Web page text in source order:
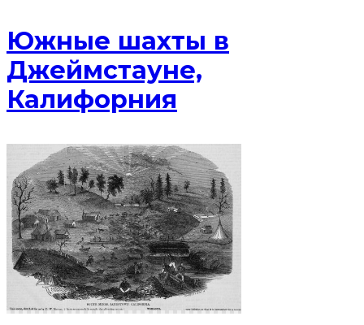
Южные шахты в
Джеймстауне,
Калифорния